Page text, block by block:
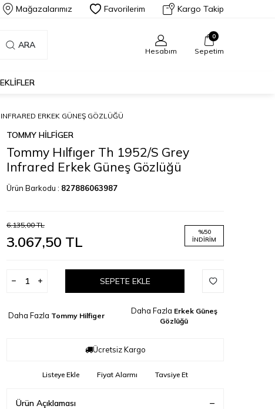
Mağazalarımız Favorilerim Kargo Takip
ARA
Hesabım
0
Sepetim
ERKEK GÜNEŞ GÖZLÜĞÜ
TOMMY HILFIGER
Tommy Hılfıger Th 1952/S Grey
Infrared Erkek Güneş Gözlüğü
Ürün Barkodu : 827886063987
6.135,00TL
3.067,50 TL
%50
İNDIRIM
SEPETE EKLE
Daha Fazla Tommy Hilfiger
Daha Fazla Erkek Güneş
Gözlüğü
Ücretsiz Kargo
Listeye Ekle Fiyat Alarmı Tavsiye Et
Ürün Açıklaması